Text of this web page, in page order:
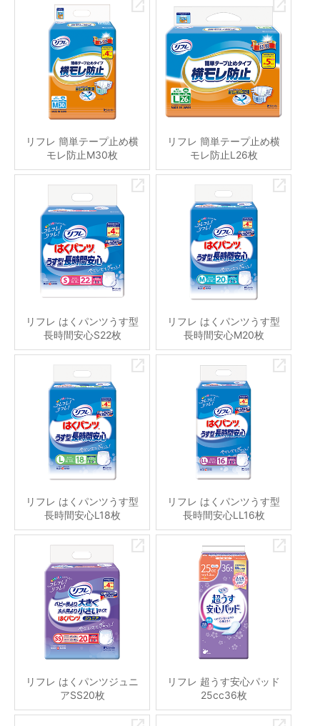
リフレ 簡単テープ止め横
モレ防止M30枚
リフレ 簡単テープ止め横
モレ防止L26枚
リフレ はくパンツうす型
長時間安心S22枚
リフレ はくパンツうす型
長時間安心M20枚
リフレ はくパンツうす型
長時間安心L18枚
リフレ はくパンツうす型
長時間安心LL16枚
リフレ はくパンツジュニ
アSS20枚
リフレ 超うす安心パッド
25cc36枚